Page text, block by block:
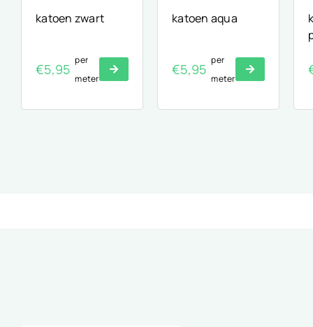
katoen zwart
€5,95
per
meter
katoen aqua
€5,95
per
meter